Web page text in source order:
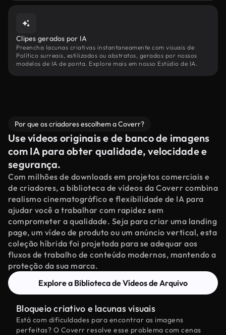
Clipes gerados por IA
Preencha lacunas criativas instantaneamente com visuais de
Político surreais, estilizados ou abstratos, gerados por nossos
modelos de IA de ponta. Explore mais em nosso Estúdio de IA.
Por que os criadores escolhem a Coverr?
Use vídeos originais e de banco de imagens
com IA para obter qualidade, velocidade e
segurança.
Com milhões de downloads em projetos comerciais e
de criadores, a biblioteca de vídeos da Coverr combina
realismo cinematográfico e flexibilidade de IA para
ajudar você a trabalhar com rapidez sem
comprometer a qualidade. Seja para criar uma landing
page, um vídeo de produto ou um anúncio vertical, esta
coleção híbrida foi projetada para se adequar aos
fluxos de trabalho de conteúdo modernos, mantendo a
proteção da sua marca.
Explore a Biblioteca de Vídeos de Arquivo
Bloqueio criativo e lacunas visuais
Está com dificuldades para encontrar as imagens
perfeitas? O Coverr resolve esse problema com cenas